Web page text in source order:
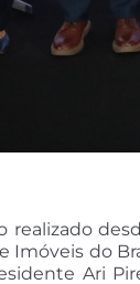
do
Ari